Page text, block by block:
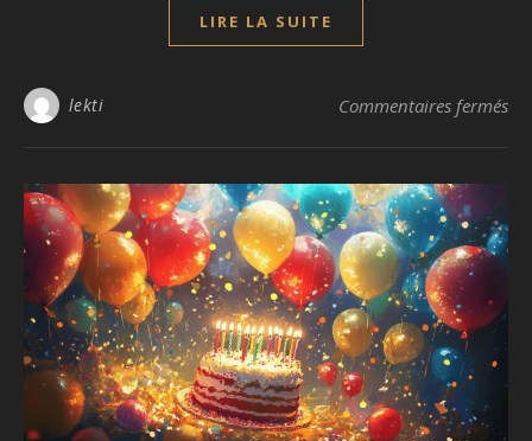
LIRE LA SUITE
lekti Commentaires fermés